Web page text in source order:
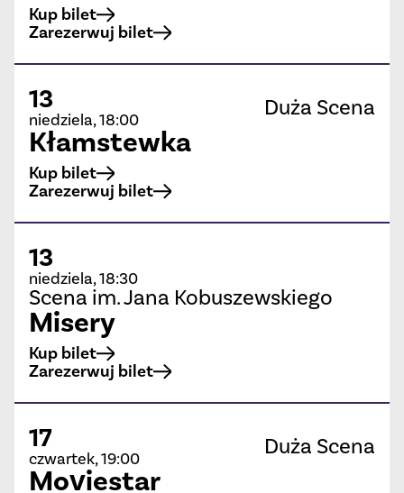
Kup bilet
Zarezerwuj bilet
13
niedziela, 18:00
Kłamstewka
Duża Scena
Kup bilet
Zarezerwuj bilet
13
niedziela, 18:30
Misery
Scena im. Jana Kobuszewskiego
Kup bilet
Zarezerwuj bilet
17
czwartek, 19:00
Moviestar
Duża Scena